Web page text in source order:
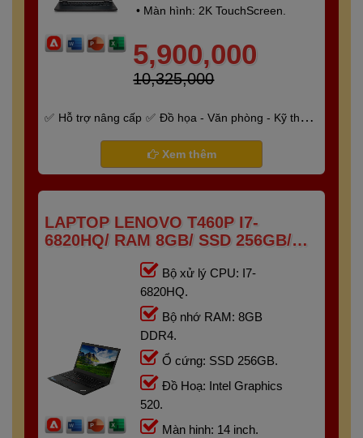
• Màn hình: 2K TouchScreen.
5,900,000
10,325,000
Hỗ trợ nâng cấp
Đồ họa - Văn phòng - Kỹ thuật
Bảo hành 6 tháng
Xem thêm
LAPTOP LENOVO T460P I7-
6820HQ/ RAM 8GB/ SSD 256GB/
Bộ xử lý CPU: I7-
6820HQ.
Bộ nhớ RAM: 8GB
DDR4.
Ổ cứng: SSD 256GB.
Đồ Hoạ: Intel Graphics
520.
Màn hinh: 14 inch.